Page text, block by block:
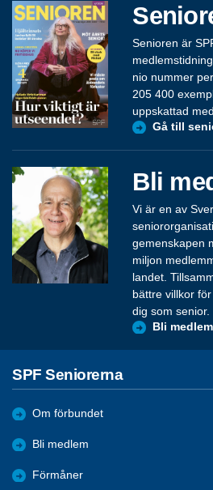
Senioren är
nio nummer
205 400
uppskattad
Gå till
Bli
Vi är en av
gemenskapen
miljon
landet.
bättre villkor
dig som senior.
Bli
SPF Seniorerna
Om förbundet
Bli medlem
Förmåner